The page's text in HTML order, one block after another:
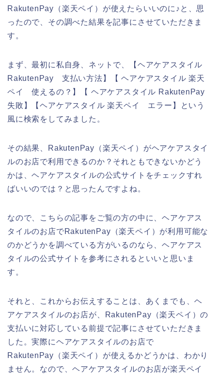
RakutenPay（楽天ペイ）が使えたらいいのに♪と、思
ったので、その調べた結果を記事にさせていただきま
す。
まず、最初に私自身、ネットで、【ヘアケアスタイル
RakutenPay 支払い方法】【 ヘアケアスタイル 楽天
ペイ 使えるの？】【 ヘアケアスタイル RakutenPay
失敗】【ヘアケアスタイル 楽天ペイ エラー】という
風に検索をしてみました。
その結果、RakutenPay（楽天ペイ）がヘアケアスタイ
ルのお店で利用できるのか？それともできないかどう
かは、ヘアケアスタイルの公式サイトをチェックすれ
ばいいのでは？と思ったんですよね。
なので、こちらの記事をご覧の方の中に、ヘアケアス
タイルのお店でRakutenPay（楽天ペイ）が利用可能な
のかどうかを調べている方がいるのなら、ヘアケアス
タイルの公式サイトを参考にされるといいと思いま
す。
それと、これからお伝えすることは、あくまでも、ヘ
アケアスタイルのお店が、RakutenPay（楽天ペイ）の
支払いに対応している前提で記事にさせていただきま
した。実際にヘアケアスタイルのお店で
RakutenPay（楽天ペイ）が使えるかどうかは、わかり
ません。なので、ヘアケアスタイルのお店が楽天ペイ